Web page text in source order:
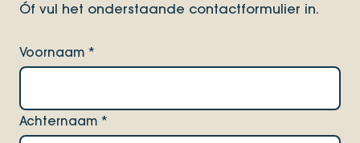
Óf vul het onderstaande contactformulier in.
Voornaam *
Achternaam *